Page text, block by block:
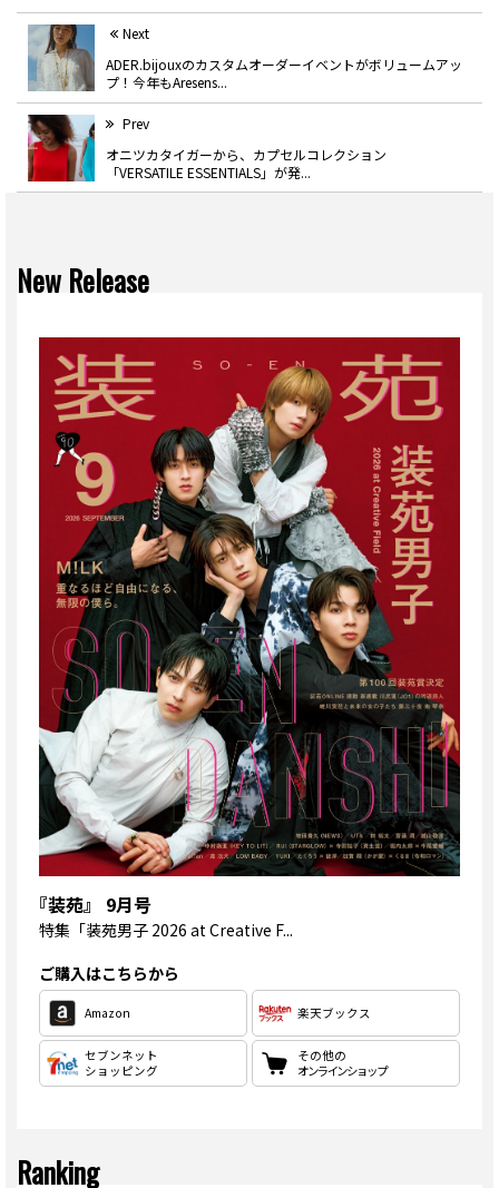
Next
ADER.bijouxのカスタムオーダーイベントがボリュームアッ
プ！今年もAresens...
Prev
オニツカタイガーから、カプセルコレクション
「VERSATILE ESSENTIALS」が発...
New Release
『装苑』 9月号
特集 「装苑男子 2026 at Creative F...
ご購入はこちらから
Amazon 楽天ブックス
セブンネット
ショッピング
その他の
オンラインショップ
Ranking